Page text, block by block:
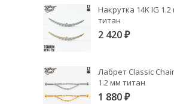
В наличии
Накрутка 14K IG 1.2
титан
2 420 ₽
Лабрет Classic
1.2 мм титан
1 880 ₽